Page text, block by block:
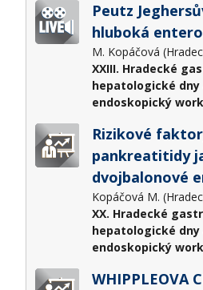
Peutz
hluboká
M. Kopáčová
XXIII. Hradecké
hepatologické dny
endoskopický
Rizikové
pankreatitidy
dvojbalonové
Kopáčová M.
XX. Hradecké
hepatologické dny
endoskopický
WHIPPLEOVA